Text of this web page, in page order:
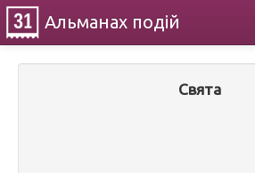
Альманах подій
Свята